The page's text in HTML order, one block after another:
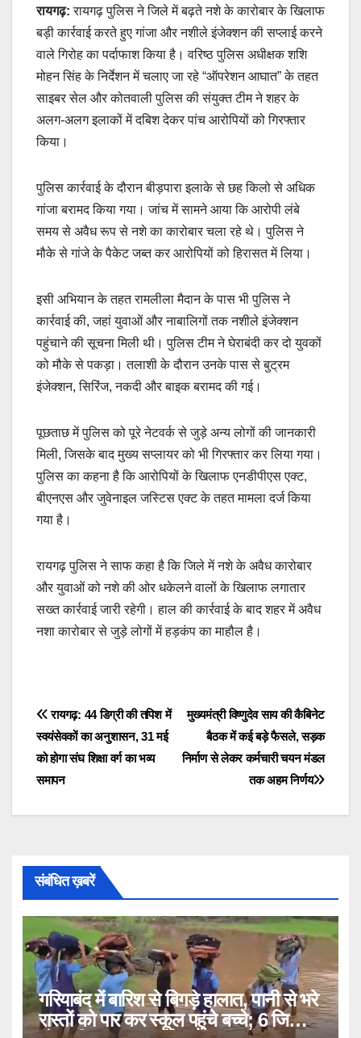
रायगढ़: रायगढ़ पुलिस ने जिले में बढ़ते नशे के कारोबार के खिलाफ
बड़ी कार्रवाई करते हुए गांजा और नशीले इंजेक्शन की सप्लाई करने
वाले गिरोह का पर्दाफाश किया है। वरिष्ठ पुलिस अधीक्षक शशि
मोहन सिंह के निर्देशन में चलाए जा रहे “ऑपरेशन आघात” के तहत
साइबर सेल और कोतवाली पुलिस की संयुक्त टीम ने शहर के
अलग-अलग इलाकों में दबिश देकर पांच आरोपियों को गिरफ्तार
किया।
पुलिस कार्रवाई के दौरान बीड़पारा इलाके से छह किलो से अधिक
गांजा बरामद किया गया। जांच में सामने आया कि आरोपी लंबे
समय से अवैध रूप से नशे का कारोबार चला रहे थे। पुलिस ने
मौके से गांजे के पैकेट जब्त कर आरोपियों को हिरासत में लिया।
इसी अभियान के तहत रामलीला मैदान के पास भी पुलिस ने
कार्रवाई की, जहां युवाओं और नाबालिगों तक नशीले इंजेक्शन
पहुंचाने की सूचना मिली थी। पुलिस टीम ने घेराबंदी कर दो युवकों
को मौके से पकड़ा। तलाशी के दौरान उनके पास से बुट्रम
इंजेक्शन, सिरिंज, नकदी और बाइक बरामद की गई।
पूछताछ में पुलिस को पूरे नेटवर्क से जुड़े अन्य लोगों की जानकारी
मिली, जिसके बाद मुख्य सप्लायर को भी गिरफ्तार कर लिया गया।
पुलिस का कहना है कि आरोपियों के खिलाफ एनडीपीएस एक्ट,
बीएनएस और जुवेनाइल जस्टिस एक्ट के तहत मामला दर्ज किया
गया है।
रायगढ़ पुलिस ने साफ कहा है कि जिले में नशे के अवैध कारोबार
और युवाओं को नशे की ओर धकेलने वालों के खिलाफ लगातार
सख्त कार्रवाई जारी रहेगी। हाल की कार्रवाई के बाद शहर में अवैध
नशा कारोबार से जुड़े लोगों में हड़कंप का माहौल है।
Post
navigation
मुख्यमंत्री विष्णुदेव साय की कैबिनेट
बैठक में कई बड़े फैसले, सड़क
निर्माण से लेकर कर्मचारी चयन मंडल
तक अहम निर्णय
रायगढ़: 44 डिग्री की तपिश में
स्वयंसेवकों का अनुशासन, 31 मई
को होगा संघ शिक्षा वर्ग का भव्य
समापन
संबंधित ख़बरें
गरियाबंद में बारिश से बिगड़े हालात, पानी से भरे
रास्तों को पार कर स्कूल पहुंचे बच्चे; 6 जिलों में